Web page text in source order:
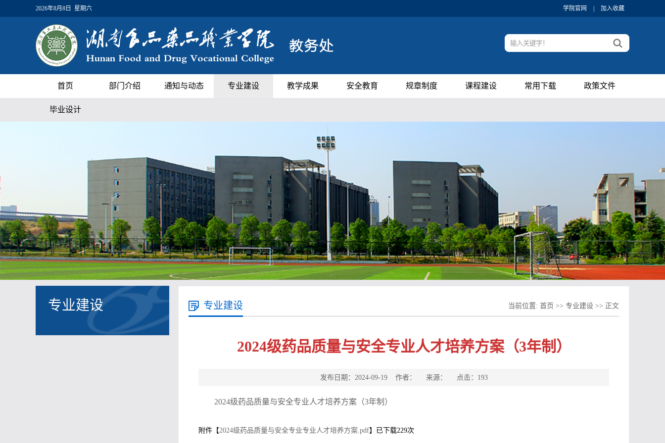
2026年8月8日 星期六 学院官网 加入收藏
首页 部门介绍 通知与动态 专业建设 教学成果 安全教育 规章制度 课程建设 常用下载 政策文件
毕业设计
专业建设 专业建设 当前位置: 首页 >> 专业建设 >> 正文
2024级药品质量与安全专业人才培养方案（3年制）
发布日期：2024-09-19 作者： 来源： 点击： 193
2024级药品质量与安全专业人才培养方案（3年制）
附件【2024级药品质量与安全专业专业人才培养方案.pdf】已下载229次